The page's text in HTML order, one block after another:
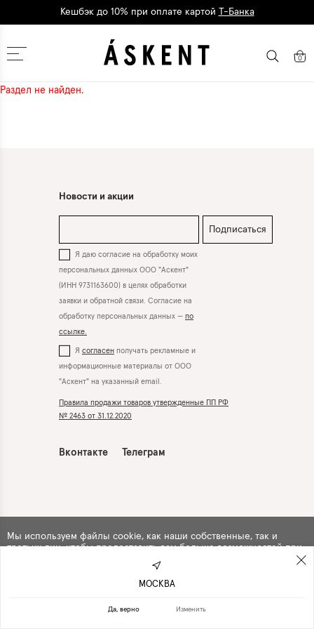
Кешбэк до 10% при оплате картой Т-Банка
Москва 0
Раздел не найден.
Новости и акции
Подписаться
Я даю согласие на обработку моих
персональных данных ООО "Аскент"
(ИНН 9731163600) в целях обработки
заявки и обратной связи. Согласие на
обработку персональных данных — по
ссылке.
Я согласен получать рекламные и
информационные материалы от ООО
"Аскент" на указанный email.
Правила продажи товаров утвержденные ПП РФ
№ 2463 от 31.12.2020
Вконтакте Телеграм
Мы используем файлы cookie, как наши собственные, так и
третьих лиц, чтобы предоставить вам больше возможностей при
использовании сайта. Продолжая навигацию по сайту, вы
с их использованием .
МОСКВА
Да, верно Изменить